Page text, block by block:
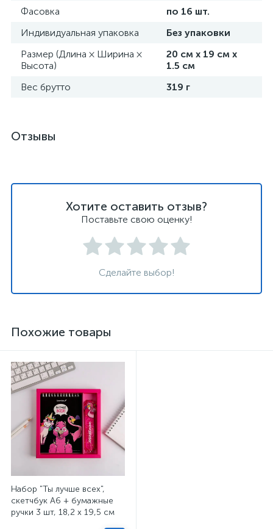
Фасовка
по 16 шт.
Индивидуальная упаковка
Без упаковки
Размер (Длина × Ширина ×
Высота)
20 см х 19 см х
1.5 см
Вес брутто
319 г
Отзывы
Хотите оставить отзыв?
Поставьте свою оценку!
Сделайте выбор!
Похожие товары
Набор "Ты лучше всех",
скетчбук A6 + бумажные
ручки 3 шт, 18,2 х 19,5 см